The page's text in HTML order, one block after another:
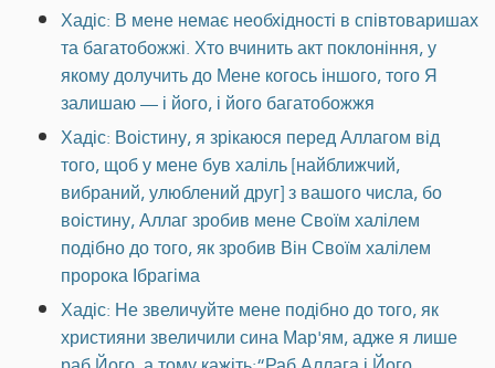
Хадіс: В мене немає необхідності в співтоваришах
та багатобожжі. Хто вчинить акт поклоніння, у
якому долучить до Мене когось іншого, того Я
залишаю — і його, і його багатобожжя
Хадіс: Воістину, я зрікаюся перед Аллагом від
того, щоб у мене був халіль [найближчий,
вибраний, улюблений друг] з вашого числа, бо
воістину, Аллаг зробив мене Своїм халілем
подібно до того, як зробив Він Своїм халілем
пророка Ібрагіма
Хадіс: Не звеличуйте мене подібно до того, як
християни звеличили сина Мар'ям, адже я лише